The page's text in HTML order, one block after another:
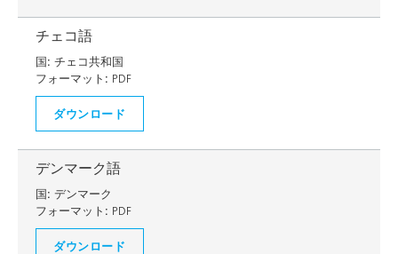
チェコ語
国: チェコ共和国
フォーマット: PDF
ダウンロード
デンマーク語
国: デンマーク
フォーマット: PDF
ダウンロード